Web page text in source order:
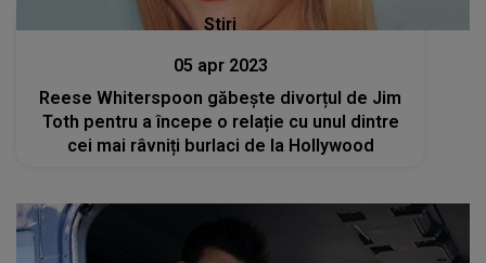
Stiri
05 apr 2023
Reese Whiterspoon găbește divorțul de Jim
Toth pentru a începe o relație cu unul dintre
cei mai râvniți burlaci de la Hollywood